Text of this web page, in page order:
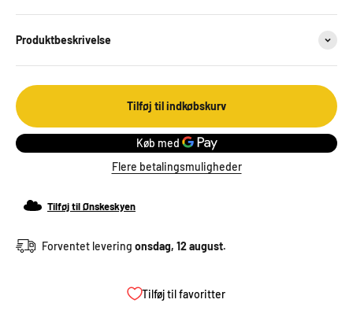
Produktbeskrivelse
Tilføj til indkøbskurv
Flere betalingsmuligheder
Tilføj til Ønskeskyen
Forventet levering onsdag, 12 august.
Tilføj til favoritter